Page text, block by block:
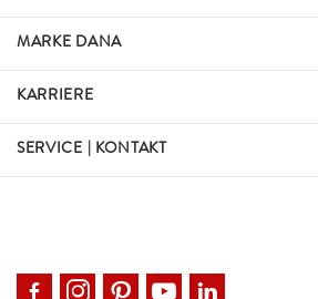
MARKE DANA
KARRIERE
SERVICE | KONTAKT